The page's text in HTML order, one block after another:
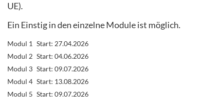
UE).
Ein Einstig in den einzelne Module ist möglich.
Modul 1 Start: 27.04.2026
Modul 2 Start: 04.06.2026
Modul 3 Start: 09.07.2026
Modul 4 Start: 13.08.2026
Modul 5 Start: 09.07.2026